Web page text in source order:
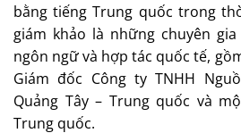
bằng tiếng Trung quốc trong
giám khảo là những chuyên
ngôn ngữ và hợp tác quốc tế,
Giám đốc Công ty TNHH
Quảng Tây – Trung quốc và
Trung quốc.